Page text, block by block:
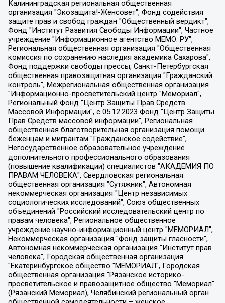
Калининградская региональная общественная организация "Экозащита!-Женсовет", Фонд содействия защите прав и свобод граждан "Общественный вердикт", Фонд "Институт Развития Свободы Информации", Частное учреждение "Информационное агентство МЕМО. РУ", Региональная общественная организация "Общественная комиссия по сохранению наследия академика Сахарова", Фонд поддержки свободы прессы, Санкт-Петербургская общественная правозащитная организация "Гражданский контроль", Межрегиональная общественная организация "Информационно-просветительский центр "Мемориал", Региональный Фонд "Центр Защиты Прав Средств Массовой Информации", с 05.12.2023 Фонд "Центр Защиты Прав Средств массовой информации", Региональная общественная благотворительная организация помощи беженцам и мигрантам "Гражданское содействие", Негосударственное образовательное учреждение дополнительного профессионального образования (повышение квалификации) специалистов "АКАДЕМИЯ ПО ПРАВАМ ЧЕЛОВЕКА", Свердловская региональная общественная организация "Сутяжник", Автономная некоммерческая организация "Центр независимых социологических исследований", Союз общественных объединений "Российский исследовательский центр по правам человека", Региональное общественное учреждение научно-информационный центр "МЕМОРИАЛ", Некоммерческая организация "Фонд защиты гласности", Автономная некоммерческая организация "Институт прав человека", Городская общественная организация "Екатеринбургское общество "МЕМОРИАЛ", Городская общественная организация "Рязанское историко-просветительское и правозащитное общество "Мемориал" (Рязанский Мемориал), Челябинский региональный орган общественной самодеятельности – женское общественное объединение "Женщины Евразии", Челябинский региональный орган общественной самодеятельности "Уральская правозащитная группа", Фонд содействия защите здоровья и социальной справедливости имени Андрея Рылькова, Автономная Некоммерческая Организация "Аналитический Центр Юрия Левады", Автономная некоммерческая организация социальной поддержки населения "Проект Апрель", Региональная общественная организация помощи женщинам и детям, находящимся в кризисной ситуации "Информационно-методический центр "Анна", Фонд содействия развитию массовых коммуникаций и правовому просвещению "Так-так-Так", Фонд содействия устойчивому развитию "Серебряная тайга", Свердловский региональный общественный фонд социальных проектов "Новое время", "Idel.Реалии", Кавказ.Реалии, Крым.Реалии, Телеканал Настоящее Время, Татаро-башкирская служба Радио Свобода (Azatliq Radiosi), Радио Свободная Европа/Радио Свобода (PCE/PC), "Сибирь.Реалии", "Фактограф", Благотворительный фонд помощи осужденным и их семьям, Автономная некоммерческая организация "Институт глобализации и социальных движений", Фонд "В защиту прав заключенных", Частное учреждение "Центр поддержки и содействия развитию средств массовой информации", Пензенский региональный общественный благотворительный фонд "Гражданский союз", "Север.Реалии", Некоммерческая организация Фонд "Правовая инициатива", Общество с ограниченной ответственностью "Радио Свободная Европа/Радио Свобода", Чешское информационное агентство "MEDIUM-ORIENT", Красноярская региональная общественная организация "Мы против СПИДа", Камалягин Денис Николаевич, Маркелов Сергей Евгеньевич, Пономарев Лев Александрович, Савицкая Людмила Алексеевна, Автономная некоммерческая организация "Центр по работе с проблемой насилия "НАСИЛИЮ.НЕТ", Межрегиональный профессиональный союз работников здравоохранения "Альянс врачей", Юридическое лицо, зарегистрированное в Латвийской Республике, SIA "Medusa Project" (регистрационный номер 40103797863, дата регистрации 10.06.2014), Некоммерческая организация "Фонд по борьбе с коррупцией", Автономная некоммерческая организация "Институт права и публичной политики", Баданин Роман Сергеевич, Гликин Максим Александрович, Железнова Мария Михайловна, Лукьянова Юлия Сергеевна, Маетная Елизавета Витальевна, Маняхин Петр Борисович, Чуракова Ольга Владимировна, Ярош Юлия Петровна, Юридическое лицо "The Insider SIA", зарегистрированное в Риге, Латвийская Республика (дата регистрации 26.06.2015), являющееся администратором доменного имени интернет-издания "The Insider SIA", https://theins.ru, Постернак Алексей Евгеньевич, Рубин Михаил Аркадьевич, Анин Роман Александрович, Юридическое лицо Istories fonds, зарегистрированное в Латвийской Республике (регистрационный номер 50008295751, дата регистрации 24.02.2020), Великовский Дмитрий Александрович, Долинина Ирина Николаевна, Мароховская Алеся Алексеевна, Шлейнов Роман Юрьевич, Шмагун Олеся Валентиновна, Общество с ограниченной ответственностью "Альтаир 2021", Общество с ограниченной ответственностью "Вега 2021", Общество с ограниченной ответственностью "Главный редактор 2021", Общество с ограниченной ответственностью "Ромашки монолит", Важенков Артем Валерьевич, Ивановская областная общественная организация "Центр гендерных исследований", Гурман Юрий Альбертович, Медиапроект "ОВД-Инфо", Егоров Владимир Владимирович, Жилинский Владимир Александрович, Общество с ограниченной ответственностью "ЗП", Иванова София Юрьевна, Карезина Инна Павловна, Кильтау Екатерина Викторовна, Петров Алексей Викторович, Пискунов Сергей Евгеньевич, Смирнов Сергей Сергеевич, Тихонов Михаил Сергеевич, Общество с ограниченной ответственностью "ЖУРНАЛИСТ-ИНОСТРАННЫЙ АГЕНТ", Арапова Галина Юрьевна, Вольтская Татьяна Анатольевна, Американская компания "Mason G.E.S. Anonymous Foundation" (США), являющаяся владельцем интернет-издания https://mnews.world/, Компания "Stichting Bellingcat", зарегистрированная в Нидерландах (дата регистрации 11.07.2018), Захаров Андрей Вячеславович, Клепиковская Екатерина Дмитриевна, Общество с ограниченной ответственностью "МЕМО", Перл Роман Александрович, Симонов Евгений Алексеевич, Соловьева Елена Анатольевна, Сотников Даниил Владимирович, Сурначева Елизавета Дмитриевна, Автономная некоммерческая организация по защите прав человека и информированию населения "Якутия – Наше Мнение", Общество с ограниченной ответственностью "Москоу диджитал медиа", с 26.01.2023 Общество с ограниченной ответственностью "Чайка Белые сады", Ветошкина Валерия Валерьевна, Заговора Максим Александрович, Межрегиональное общественное движение "Российская ЛГБТ - сеть", Оленичев Максим Владимирович, Павлов Иван Юрьевич, Скворцова Елена Сергеевна, Общество с ограниченной ответственностью "Как бы инагент", Кочетков Игорь Викторович, Общество с ограниченной ответственностью "Честные выборы", Еланчик Олег Александрович, Общество с ограниченной ответственностью "Нобелевский призыв", Гималова Регина Эмилевна, Григорьев Андрей Валерьевич, Григорьева Алина Александровна, Ассоциация по содействию защите прав призывников, альтернативнослужащих и военнослужащих "Правозащитная группа "Гражданин.Армия.Право", Хисамова Регина Фаритовна, Автономная некоммерческая организация по реализации социально-правовых программ "Лилит", Дальневосточное общественное движение "Маяк", Санкт-Петербургская ЛГБТ-инициативная группа "Выход", Инициативная группа ЛГБТ+ "Реверс", Алексеев Андрей Викторович, Бекбулатова Таисия Львовна, Беляев Иван Михайлович, Владыкина Елена Сергеевна, Гельман Марат Александрович, Никульшина Вероника Юрьевна, Толоконникова Надежда Андреевна, Шендерович Виктор Анатольевич, Общество с ограниченной ответственностью "Данное сообщение", Общество с ограниченной ответственностью Издательский дом "Новая глава", Айнбиндер Александра Александровна, Московский комьюнити-центр для ЛГБТ+инициатив, Благотворительный фонд развития филантропии, Deutsche Welle (Германия, Kurt-Schumacher-Strasse 3, 53113 Bonn), Борзунова Мария Михайловна, Воробьев Виктор Викторович, Голубева Анна Львовна, Константинова Алла Михайловна, Малкова Ирина Владимировна, Мурадов Мурад Абдулгалимович, Осетинская Елизавета Николаевна, Понасенков Евгений Николаевич, Ганапольский Матвей Юрьевич, Киселев Евгений Алексеевич, Борухович Ирина Григорьевна, Дремин Иван Тимофеевич, Дубровский Дмитрий Викторович, Красноярская региональная общественная организация поддержки и развития альтернативных образовательных технологий и межкультурных коммуникаций "ИНТЕРРА", Маяковская Екатерина Алексеевна, Фейгин Марк Захарович, Филимонов Андрей Викторович, Дзугкоева Регина Николаевна, Доброхотов Роман Александрович, Дудь Юрий Александрович, Елкин Сергей Владимирович, Кругликов Кирилл Игоревич, Сабунаева Мария Леонидовна, Семенов Алексей Владимирович, Шаинян Карен Багратович, Шульман Екатерина Михайловна, Асафьев Артур Валерьевич, Вахштайн Виктор Семенович, Венедиктов Алексей Алексеевич, Лушникова Екатерина Евгеньевна, Волков Леонид Михайлович, Невзоров Александр Глебович, Пархоменко Сергей Борисович, Сироткин Ярослав Николаевич, Кара-Мурза Владимир Владимирович, Баранова Наталья Владимировна, Гозман Леонид Яковлевич, Кагарлицкий Борис Юльевич, Климарев Михаил Валерьевич, Милов Владимир Станиславович, Автономная некоммерческая организация Краснодарский центр современного искусства "Типография", Моргенштерн Алишер Тагирович, Соболь Любовь Эдуардовна, Общество с ограниченной ответственностью "ЛИЗА НОРМ", Каспаров Гарри Кимович, Ходорковский Михаил Борисович, Общество с ограниченной ответственностью "Апрельские тезисы", Данилович Ирина Брониславовна, Кашин Олег Владимирович, Петров Николай Владимирович, Пивоваров Алексей Владимирович, Соколов Михаил Владимирович, Цветкова Юлия Владимировна, Чичваркин Евгений Александрович, Комитет против пыток/Команда против пыток, Общество с ограниченной ответственностью "Первый научный", Общество с ограниченной ответственностью "Вертолет и ко", Белоцерковская Вероника Борисовна, Кац Максим Евгеньевич, Лазарева Татьяна Юрьевна, Шаведдинов Руслан Табризович, Яшин Илья Валерьевич, Общество с ограниченной ответственностью "Иноагент ААВ", Алешковский Дмитрий Петрович, Альбац Евгения Марковна, Быков Дмитрий Львович, Галямина Юлия Евгеньевна, Лойко Сергей Леонидович, Мартынов Кирилл Константинович, Медведев Сергей Александрович, Крашенинников Федор Геннадиевич, Гордеева Катерина Вл